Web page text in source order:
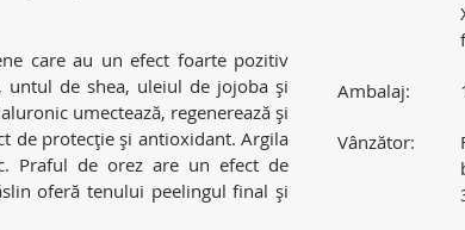
care au un efect foarte pozitiv
untul de shea, uleiul de jojoba şi
umectează, regenerează şi
de protecţie şi antioxidant. Argila
Praful de orez are un efect de
oferă tenului peelingul final şi
Ambalaj:
Vânzător: